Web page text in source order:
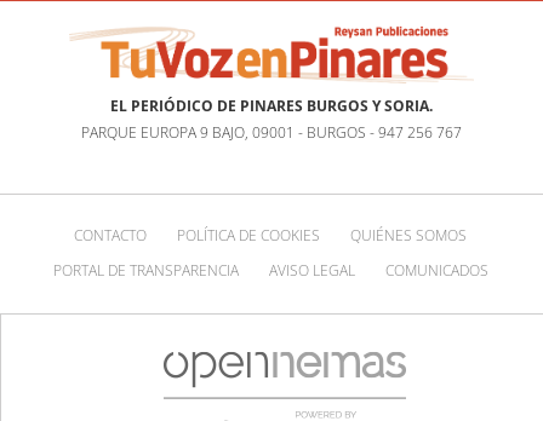
EL PERIÓDICO DE PINARES BURGOS Y SORIA.
PARQUE EUROPA 9 BAJO, 09001 - BURGOS - 947 256 767
CONTACTO POLÍTICA DE COOKIES
QUIÉNES SOMOS
PORTAL DE TRANSPARENCIA
AVISO LEGAL COMUNICADOS